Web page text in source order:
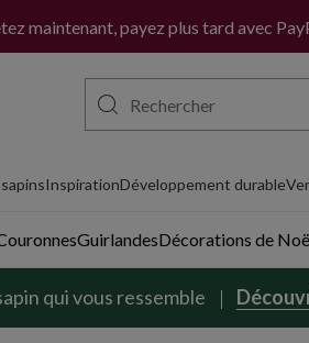
maintenant, payez plus tard avec
InspirationDéveloppement durable
GuirlandesDécorations de
qui vous ressemble